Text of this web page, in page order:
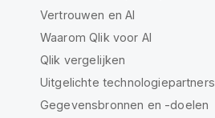
Vertrouwen en AI
Waarom Qlik voor AI
Qlik vergelijken
Uitgelichte technologiepartners
Gegevensbronnen en -doelen